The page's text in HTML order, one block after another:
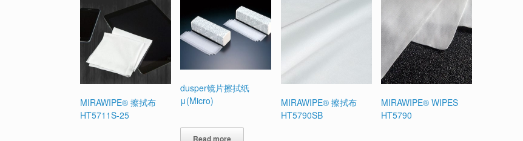
MIRAWIPE® 擦拭布
HT5711S-25
dusper镜片擦拭纸
μ(Micro)
MIRAWIPE® 擦拭布
HT5790SB
MIRAWIPE® WIPES
HT5790